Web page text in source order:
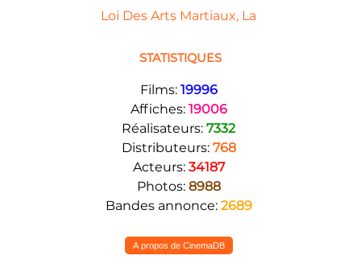
Loi Des Arts Martiaux, La
STATISTIQUES
Films: 19996
Affiches: 19006
Réalisateurs: 7332
Distributeurs: 768
Acteurs: 34187
Photos: 8988
Bandes annonce: 2689
A propos de CinemaDB